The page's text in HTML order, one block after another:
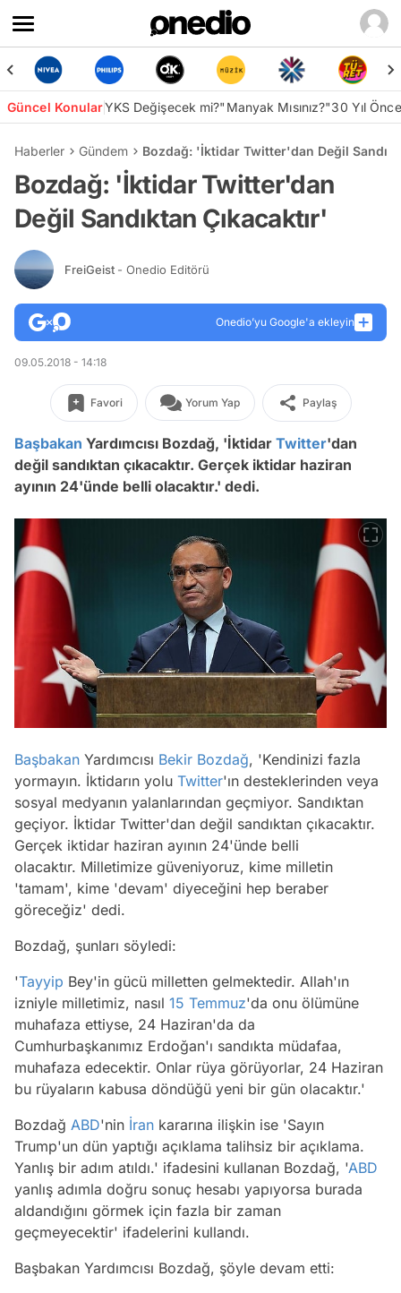
Güncel KonularYKS Değişecek mi?"Manyak Mısınız?"30 Yıl
Haberler Gündem Bozdağ: 'İktidar Twitter'dan Değil
Bozdağ: 'İktidar Twitter'dan
Değil Sandıktan Çıkacaktır'
FreiGeist - Onedio Editörü
Onedio’yu Google'a ekleyin
09.05.2018 - 14:18
Favori Yorum Yap Paylaş
Başbakan Yardımcısı Bozdağ, 'İktidar Twitter'dan
değil sandıktan çıkacaktır. Gerçek iktidar haziran
ayının 24'ünde belli olacaktır.' dedi.
Başbakan Yardımcısı Bekir Bozdağ, 'Kendinizi fazla
yormayın. İktidarın yolu Twitter'ın desteklerinden veya
sosyal medyanın yalanlarından geçmiyor. Sandıktan
geçiyor. İktidar Twitter'dan değil sandıktan çıkacaktır.
Gerçek iktidar haziran ayının 24'ünde belli
olacaktır. Milletimize güveniyoruz, kime milletin
'tamam', kime 'devam' diyeceğini hep beraber
göreceğiz' dedi.
Bozdağ, şunları söyledi:
'Tayyip Bey'in gücü milletten gelmektedir. Allah'ın
izniyle milletimiz, nasıl 15 Temmuz'da onu ölümüne
muhafaza ettiyse, 24 Haziran'da da
Cumhurbaşkanımız Erdoğan'ı sandıkta müdafaa,
muhafaza edecektir. Onlar rüya görüyorlar, 24 Haziran
bu rüyaların kabusa döndüğü yeni bir gün olacaktır.'
Bozdağ ABD'nin İran kararına ilişkin ise 'Sayın
Trump'un dün yaptığı açıklama talihsiz bir açıklama.
Yanlış bir adım atıldı.' ifadesini kullanan Bozdağ, 'ABD
yanlış adımla doğru sonuç hesabı yapıyorsa burada
aldandığını görmek için fazla bir zaman
geçmeyecektir' ifadelerini kullandı.
Başbakan Yardımcısı Bozdağ, şöyle devam etti: